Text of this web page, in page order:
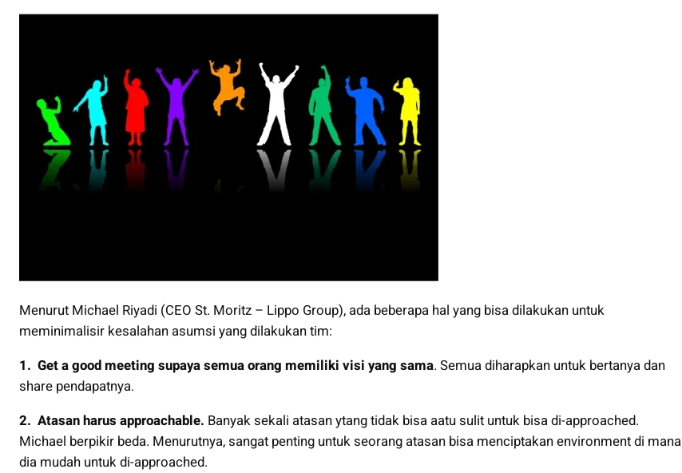
Menurut Michael Riyadi (CEO St. Moritz – Lippo Group), ada beberapa hal yang bisa dilakukan untuk
meminimalisir kesalahan asumsi yang dilakukan tim:
1. Get a good meeting supaya semua orang memiliki visi yang sama. Semua diharapkan untuk bertanya dan
share pendapatnya.
2. Atasan harus approachable. Banyak sekali atasan ytang tidak bisa aatu sulit untuk bisa di-approached.
Michael berpikir beda. Menurutnya, sangat penting untuk seorang atasan bisa menciptakan environment di mana
dia mudah untuk di-approached.